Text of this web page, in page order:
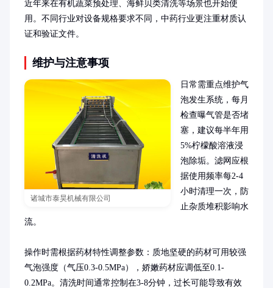
近年来在有机蔬菜预处理、海鲜贝类清洗等场景也开始使
用。不同行业对设备规格要求不同，中药行业更注重材质认
证和验证文件。
维护与注意事项
诸城市泰昊机械有限公司
日常需重点维护气
泡发生系统，每月
检查曝气管是否堵
塞，建议每半年用
5%柠檬酸溶液浸
泡除垢。滤网应根
据使用频率每2-4
小时清理一次，防
止杂质堆积影响水
流。
操作时需根据药材特性调整参数：质地坚硬的药材可用较强
气泡强度（气压0.3-0.5MPa），娇嫩药材应调低至0.1-
0.2MPa。清洗时间通常控制在3-8分钟，过长可能导致有效